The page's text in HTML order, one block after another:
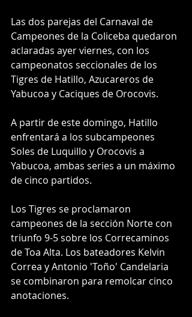
Las dos parejas del Carnaval de
Campeones de la Coliceba quedaron
aclaradas ayer viernes, con los
campeonatos seccionales de los
Tigres de Hatillo, Azucareros de
Yabucoa y Caciques de Orocovis.
A partir de este domingo, Hatillo
enfrentará a los subcampeones
Soles de Luquillo y Orocovis a
Yabucoa, ambas series a un máximo
de cinco partidos.
Los Tigres se proclamaron
campeones de la sección Norte con
triunfo 9-5 sobre los Correcaminos
de Toa Alta. Los bateadores Kelvin
Correa y Antonio 'Toño' Candelaria
se combinaron para remolcar cinco
anotaciones.